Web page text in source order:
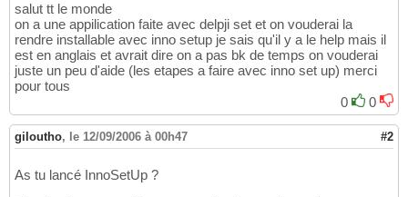
salut tt le monde
on a une appilication faite avec delpji set et on vouderai la
rendre installable avec inno setup je sais qu'il y a le help mais il
est en anglais et avrait dire on a pas bk de temps on vouderai
juste un peu d'aide (les etapes a faire avec inno set up) merci
pour tous
0
0
giloutho, le 12/09/2006 à 00h47 #2
As tu lancé InnoSetUp ?